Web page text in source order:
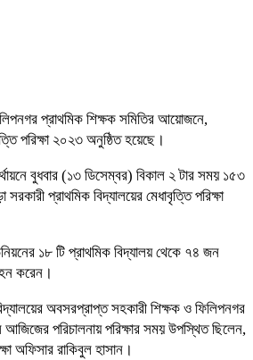
প্রাথমিক শিক্ষক সমিতির আয়োজনে,
পরিক্ষা ২০২৩ অনুষ্ঠিত হয়েছে।
বুধবার (১৩ ডিসেম্বর) বিকাল ২ টার সময় ১৫৩
সরকারী প্রাথমিক বিদ্যালয়ের মেধাবৃত্তি পরিক্ষা
১৮ টি প্রাথমিক বিদ্যালয় থেকে ৭৪ জন
করেন।
অবসরপ্রাপ্ত সহকারী শিক্ষক ও ফিলিপনগর
পরিচালনায় পরিক্ষার সময় উপস্থিত ছিলেন,
অফিসার রাকিবুল হাসান।